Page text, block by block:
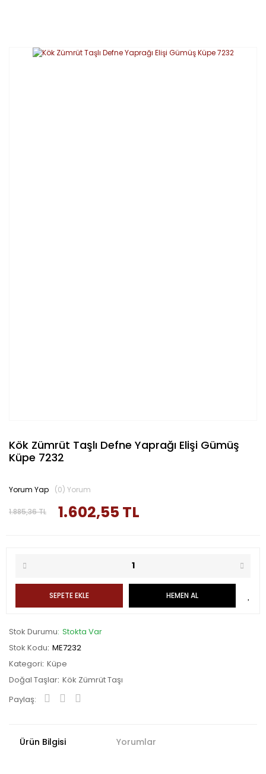
Kök Zümrüt Taşlı Defne Yaprağı Elişi Gümüş
Küpe 7232
1.885,36 TL 1.602,55 TL
Yorum Yap (0) Yorum
SEPETE EKLE HEMEN AL
Stok Durumu Stokta Var
Stok Kodu ME7232
Kategori Küpe
Doğal Taşlar Kök Zümrüt Taşı
Paylaş:
Ürün Bilgisi Yorumlar